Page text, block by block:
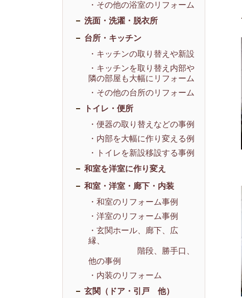
・その他の浴室のリフォーム
洗面・洗濯・脱衣所
台所・キッチン
・キッチンの取り替えや新設
・キッチンを取り替え内部や
隣の部屋も大幅にリフォーム
・その他の台所のリフォーム
トイレ・便所
・便器の取り替えなどの事例
・内部を大幅に作り変える例
・トイレを新設移設する事例
和室を洋室に作り変え
和室・洋室・廊下・内装
・和室のリフォーム事例
・洋室のリフォーム事例
・玄関ホール、廊下、広
縁、
階段、勝手口、
他の事例
・内装のリフォーム
玄関（ドア・引戸 他）